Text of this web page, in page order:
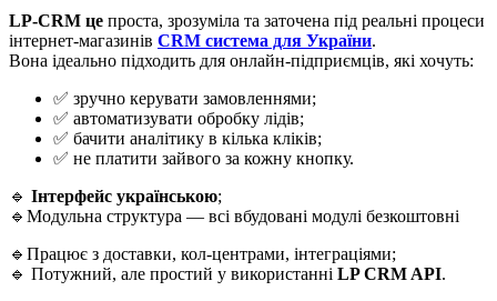
LP-CRM це проста, зрозуміла та заточена під реальні процеси
інтернет-магазинів CRM система для України.
Вона ідеально підходить для онлайн-підприємців, які хочуть:
✅ зручно керувати замовленнями;
✅ автоматизувати обробку лідів;
✅ бачити аналітику в кілька кліків;
✅ не платити зайвого за кожну кнопку.
🔹 Інтерфейс українською;
🔹Модульна структура — всі вбудовані модулі безкоштовні
🔹Працює з доставки, кол-центрами, інтеграціями;
🔹 Потужний, але простий у використанні LP CRM API.